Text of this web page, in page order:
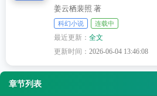
姜云栖裴照 著
科幻小说 连载中
最近更新：全文
更新时间：2026-06-04 13:46:08
章节列表